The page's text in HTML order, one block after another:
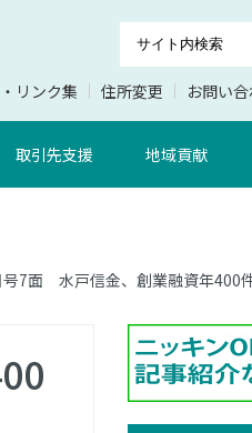
リンク集 住所変更 お問い
取引先支援 地域貢献
号7面 水戸信金、創業融資年400